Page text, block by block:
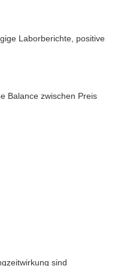
Laborberichte, positive
Balance zwischen Preis
sind